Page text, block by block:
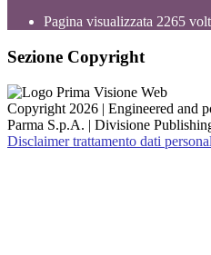
Pagina visualizzata 2265
Sezione Copyright
Copyright 2026 | Engineered and
Parma S.p.A. | Divisione
Disclaimer trattamento dati